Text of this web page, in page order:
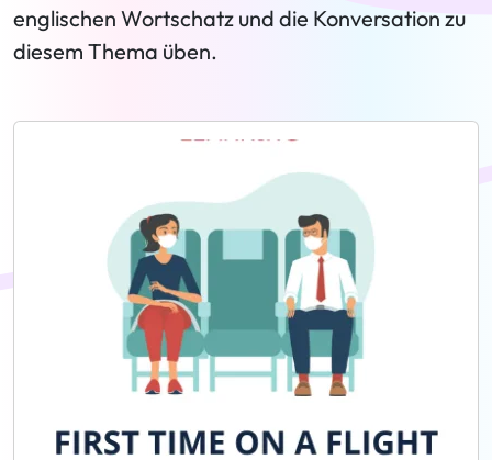
englischen Wortschatz und die Konversation zu
diesem Thema üben.